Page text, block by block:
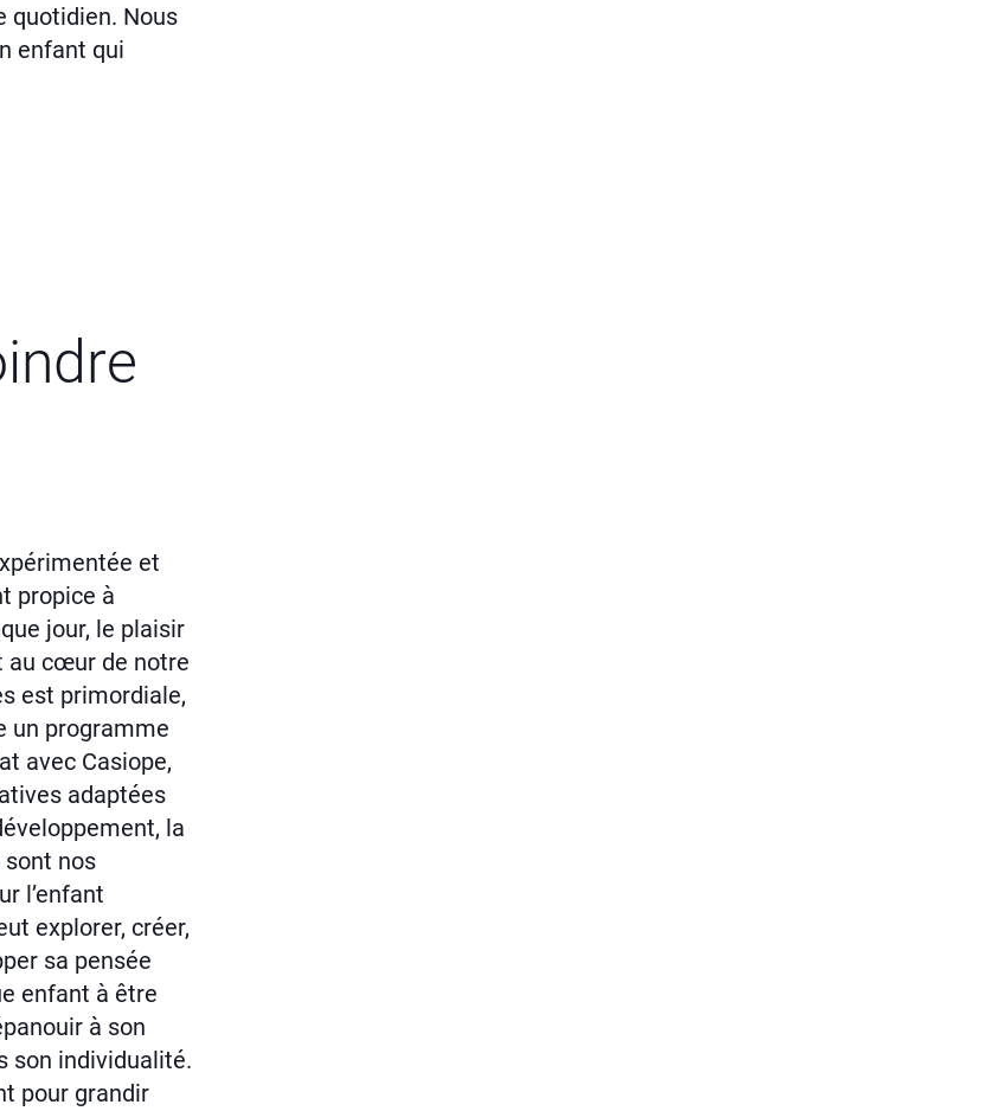
quotidien. Nous
enfant qui
et
propice à
jour, le plaisir
au cœur de notre
est primordiale,
un programme
avec Casiope,
adaptées
la
nos
l’enfant
explorer, créer,
sa pensée
enfant à être
à son
son individualité.
pour grandir